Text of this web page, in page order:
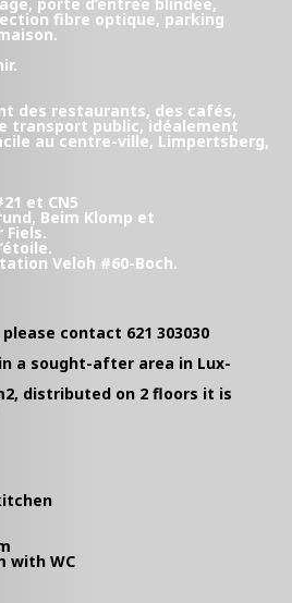
fibre optique, parking
des restaurants, des cafés,
transport public, idéalement
au centre-ville, Limpertsberg,
et CN5
Beim Klomp et
Fiels.
Veloh #60-Boch.
contact 621 303030
a sought-after area in Lux-
distributed on 2 floors it is
with WC